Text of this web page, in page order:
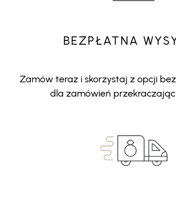
BEZPŁATNA
Zamów teraz i skorzystaj z opcji
dla zamówień